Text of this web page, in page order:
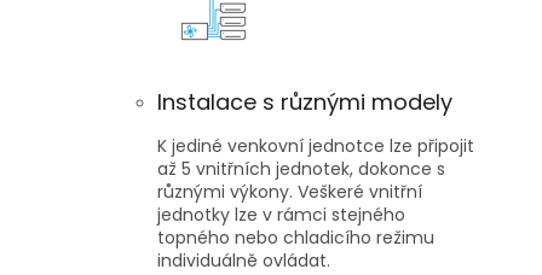
Instalace s různými modely
K jediné venkovní jednotce lze připojit
až 5 vnitřních jednotek, dokonce s
různými výkony. Veškeré vnitřní
jednotky lze v rámci stejného
topného nebo chladicího režimu
individuálně ovládat.